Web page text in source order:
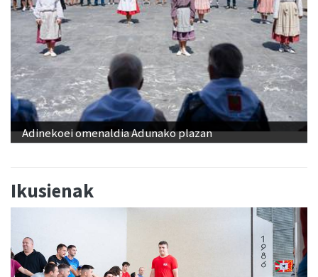
Adinekoei omenaldia Adunako plazan
Ikusienak